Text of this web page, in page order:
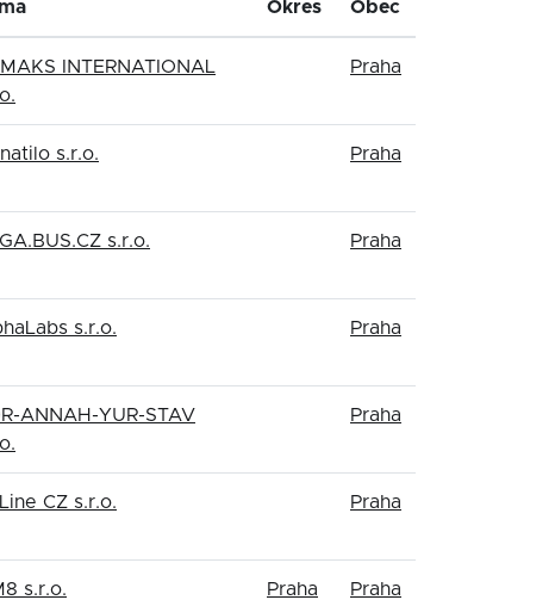
Okres Obec
INTERNATIONAL
Praha
s.r.o. Praha
s.r.o. Praha
s.r.o. Praha
ANNAH-YUR-STAV
Praha
CZ s.r.o. Praha
s.r.o.
Praha
Praha